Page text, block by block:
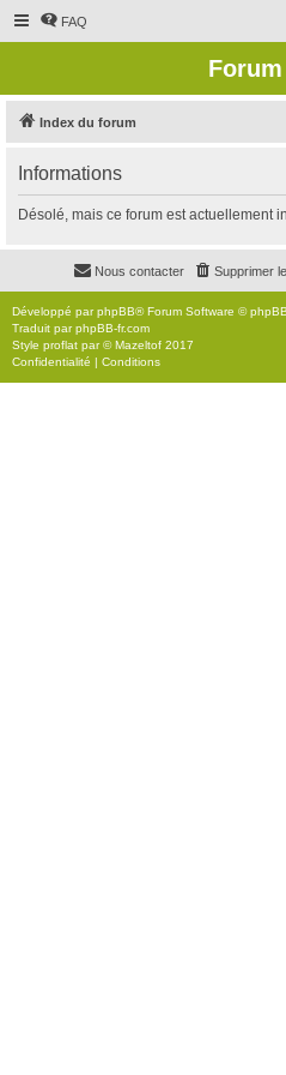
FAQ
Forum
Index du forum
Informations
Désolé, mais ce forum est actuellement
Supprimer
Nous contacter
Développé parphpBB® Forum Software ©
Traduit parphpBB-fr.com
Style proflat par ©Mazeltof 2017
Confidentialité | Conditions